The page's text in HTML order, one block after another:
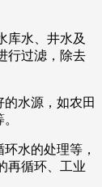
库水、井水及
行过滤，除去
水源，如农田
水的处理等，
再循环、工业